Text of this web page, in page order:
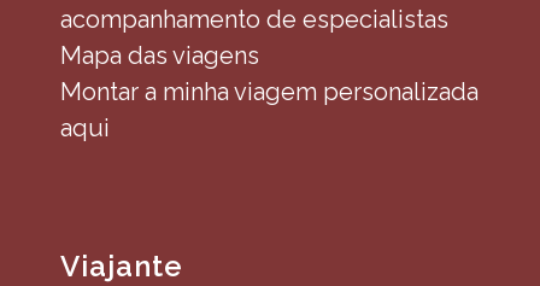
acompanhamento de especialistas
Mapa das viagens
Montar a minha viagem personalizada
aqui
Viajante